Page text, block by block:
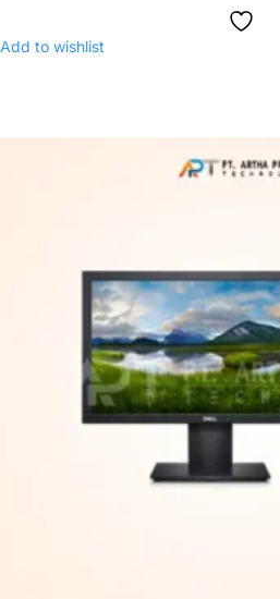
Add to wishlist